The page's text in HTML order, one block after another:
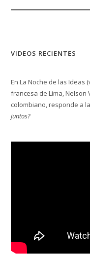
VIDEOS RECIENTES
En La Noche de las Ideas
francesa de Lima, Nelson
colombiano, responde a
juntos?